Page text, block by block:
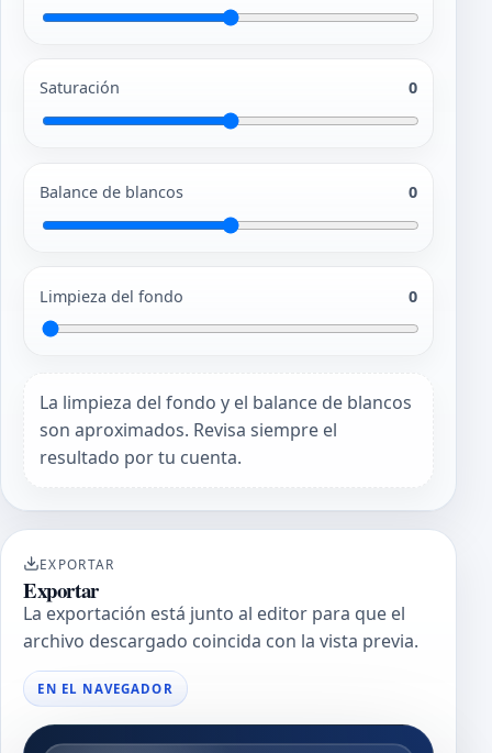
Saturación 0
Balance de blancos 0
Limpieza del fondo 0
La limpieza del fondo y el balance de blancos
son aproximados. Revisa siempre el
resultado por tu cuenta.
EXPORTAR
Exportar
La exportación está junto al editor para que el
archivo descargado coincida con la vista previa.
EN EL NAVEGADOR